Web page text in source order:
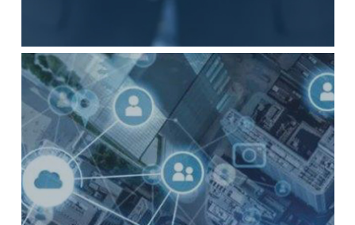
两类核心人才队伍
公司以中高级管理人才和专业技术人才为骨干，采
取内部培养和外部招聘相结合的方式多渠道挖掘、
推荐、选拔公司发展急需的优秀人才，打造一支既
有丰富实践经验，又有年轻、富有激情、充满朝气